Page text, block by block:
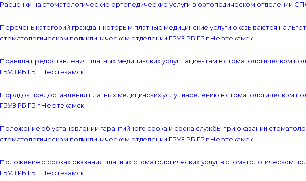
Расценки на стоматологические ортопедические услуги в ортопедическом отделении
Перечень категорий граждан, которым платные медицинские услуги оказываются на
стоматологическом поликлиническом отделении ГБУЗ РБ ГБ г.Нефтекамск
Правила предоставления платных медицинских услуг пациентам в стоматологическом
ГБУЗ РБ ГБ г.Нефтекамск
Порядок предоставления платных медицинских услуг населению в стоматологическом
ГБУЗ РБ ГБ г.Нефтекамск
Положение об установлении гарантийного срока и срока службы при оказании
стоматологическом поликлиническом отделении ГБУЗ РБ ГБ г.Нефтекамск
Положение о сроках оказания платных стоматологических услуг в стоматологическом
ГБУЗ РБ ГБ г.Нефтекамск